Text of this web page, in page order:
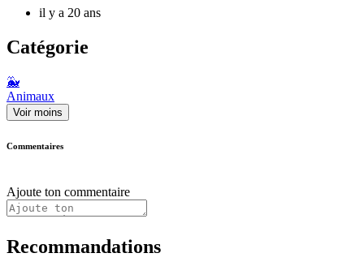
il y a 20 ans
Catégorie
🐳
Animaux
Voir moins
Commentaires
Ajoute ton commentaire
Recommandations